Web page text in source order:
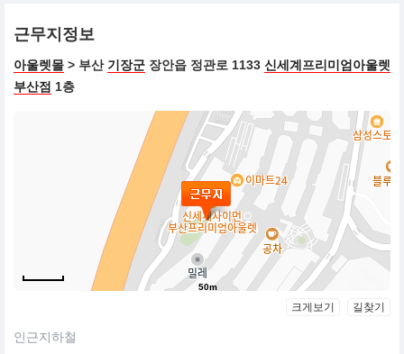
근무지정보
아울렛몰 > 부산 기장군 장안읍 정관로 1133 신세계프리미엄아울렛
부산점 1층
50m
크게보기 길찾기
인근지하철